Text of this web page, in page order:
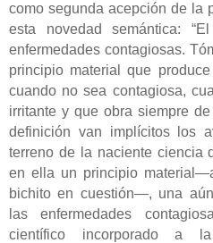
como segunda acepción de la
esta novedad semántica:
enfermedades contagiosas.
principio material que
cuando no sea contagiosa,
irritante y que obra siempre
definición van implícitos los
terreno de la naciente ciencia
en ella un principio
bichito en cuestión—, una
las enfermedades
científico incorporado a